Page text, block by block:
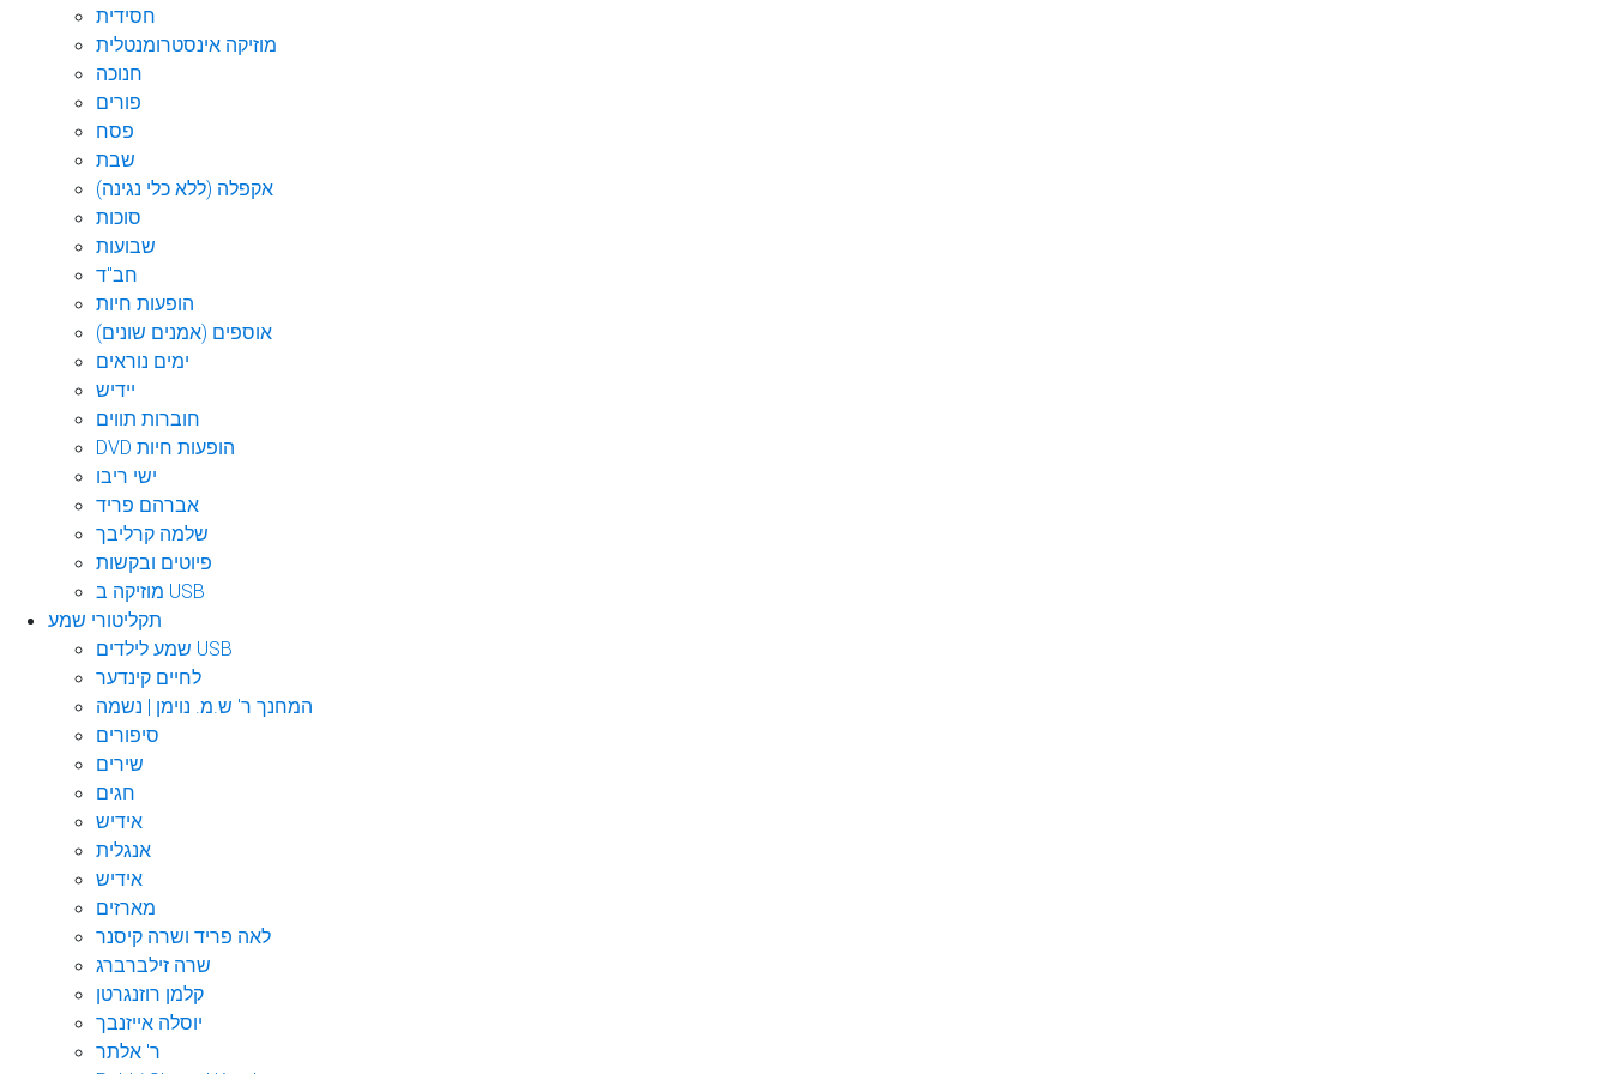
חסידית
מוזיקה אינסטרומנטלית
חנוכה
פורים
פסח
שבת
אקפלה (ללא כלי נגינה)
סוכות
שבועות
חב"ד
הופעות חיות
אוספים (אמנים שונים)
ימים נוראים
יידיש
חוברות תווים
DVD הופעות חיות
ישי ריבו
אברהם פריד
שלמה קרליבך
פיוטים ובקשות
מוזיקה ב USB
תקליטורי שמע
שמע לילדים USB
לחיים קינדער
המחנך ר' ש.מ. נוימן | נשמה
סיפורים
שירים
חגים
אידיש
אנגלית
אידיש
מארזים
לאה פריד ושרה קיסנר
שרה זילברברג
קלמן רוזנגרטן
יוסלה אייזנבך
ר' אלתר